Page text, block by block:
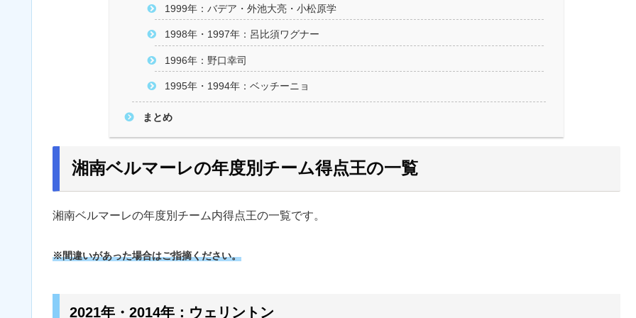
1999年：バデア・外池大亮・小松原学
1998年・1997年：呂比須ワグナー
1996年：野口幸司
1995年・1994年：ベッチーニョ
まとめ
湘南ベルマーレの年度別チーム得点王の一覧
湘南ベルマーレの年度別チーム内得点王の一覧です。
※間違いがあった場合はご指摘ください。
2021年・2014年：ウェリントン